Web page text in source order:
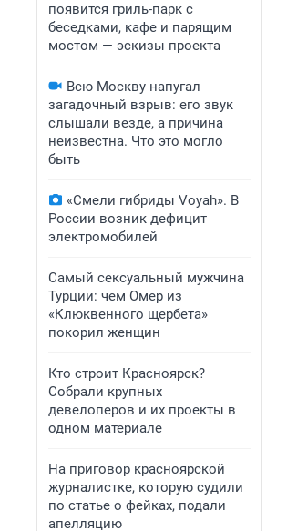
появится гриль-парк с
беседками, кафе и парящим
мостом — эскизы проекта
Всю Москву напугал
загадочный взрыв: его звук
слышали везде, а причина
неизвестна. Что это могло
быть
«Смели гибриды Voyah». В
России возник дефицит
электромобилей
Самый сексуальный мужчина
Турции: чем Омер из
«Клюквенного щербета»
покорил женщин
Кто строит Красноярск?
Собрали крупных
девелоперов и их проекты в
одном материале
На приговор красноярской
журналистке, которую судили
по статье о фейках, подали
апелляцию